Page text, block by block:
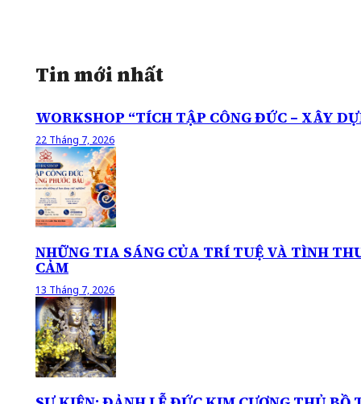
Tin mới nhất
WORKSHOP “TÍCH TẬP CÔNG ĐỨC – XÂY
22 Tháng 7, 2026
NHỮNG TIA SÁNG CỦA TRÍ TUỆ VÀ TÌNH
CẢM
13 Tháng 7, 2026